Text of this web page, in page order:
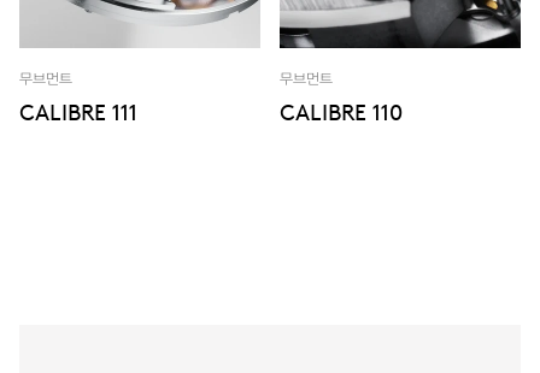
무브먼트
CALIBRE 111
무브먼트
CALIBRE 110